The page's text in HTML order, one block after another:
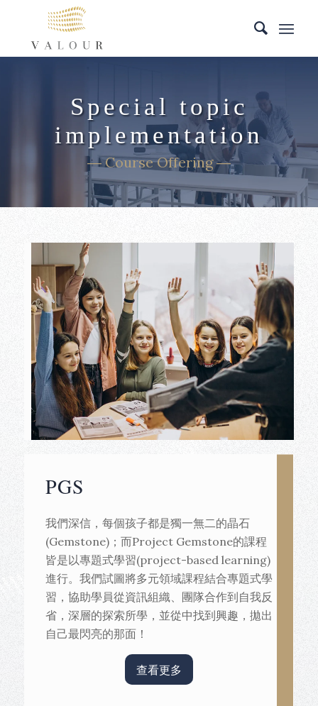
Special topic
implementation
― Course Offering ―
PGS
我們深信，每個孩子都是獨一無二的晶石
(Gemstone)；而Project Gemstone的課程
皆是以專題式學習(project-based learning)
進行。我們試圖將多元領域課程結合專題式學
習，協助學員從資訊組織、團隊合作到自我反
省，深層的探索所學，並從中找到興趣，拋出
自己最閃亮的那面！
查看更多